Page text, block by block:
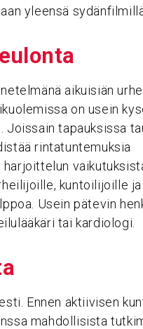
yleensä sydänfilmillä
aikuisiän
on usein
tapauksissa
rintatuntemuksia
kuntoilijoille ja
Usein pätevin
tai kardiologi.
Ennen aktiivisen
mahdollisista